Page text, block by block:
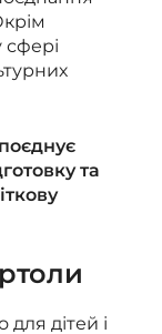
та
дітей і